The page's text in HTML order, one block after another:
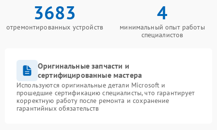
3683
отремонтированных устройств
4
минимальный опыт работы
специалистов
Оригинальные запчасти и
сертифицированные мастера
Используются оригинальные детали Microsoft и
прошедшие сертификацию специалисты, что гарантирует
корректную работу после ремонта и сохранение
гарантийных обязательств